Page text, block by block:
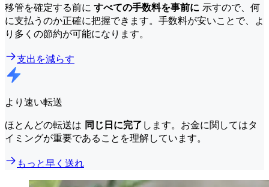
移管を確定する前に すべての手数料を事前に 示すので、何
に支払うのか正確に把握できます。手数料が安いことで、よ
り多くの節約が可能になります。
支出を減らす
より速い転送
ほとんどの転送は 同じ日に完了 します。お金に関してはタ
イミングが重要であることを理解しています。
もっと早く送れ